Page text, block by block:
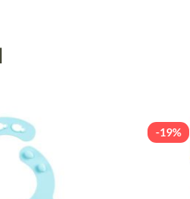
-19%